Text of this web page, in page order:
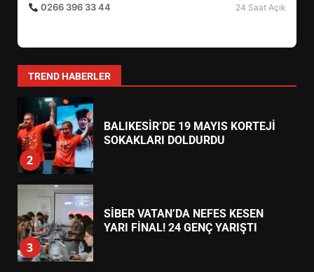
0266 396 33 44
24 Saat Açık
TREND HABERLER
1
2
BALIKESİR’DE 19 MAYIS KORTEJİ
SOKAKLARI DOLDURDU
3
SİBER VATAN’DA NEFES KESEN
YARI FİNAL! 24 GENÇ YARIŞTI